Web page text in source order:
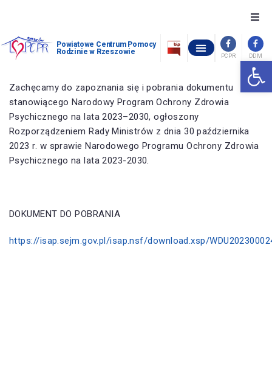
O nas
Chcę pomóc
Piecza zastępcza
Pomoc społeczna
Kontakt
Powiatowe Centrum Pomocy
Rodzinie w Rzeszowie
PCPR DDM
Zachęcamy do zapoznania się i pobrania dokumentu
stanowiącego Narodowy Program Ochrony Zdrowia
Psychicznego na lata 2023–2030, ogłoszony
Rozporządzeniem Rady Ministrów z dnia 30 października
2023 r. w sprawie Narodowego Programu Ochrony Zdrowia
Psychicznego na lata 2023-2030.
DOKUMENT DO POBRANIA
https://isap.sejm.gov.pl/isap.nsf/download.xsp/